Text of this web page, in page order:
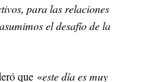
para las relaciones
el desafío de la
que «este día es muy